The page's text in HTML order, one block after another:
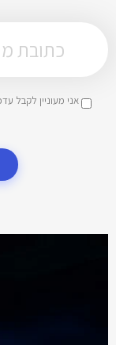
אני מעוניין לקבל